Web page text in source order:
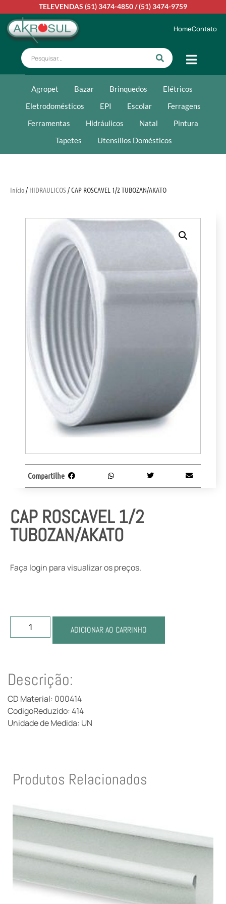
TELEVENDAS (51) 3474-4850/(51) 3474-9759
HomeContato
Agropet Bazar Brinquedos
Elétricos
Eletrodomésticos
EPI Escolar
Ferragens
Ferramentas
Hidráulicos Natal
Pintura
Tapetes
Utensílios Domésticos
Início/ HIDRAULICOS/ CAP ROSCAVEL 1/2 TUBOZAN/AKATO
CAP ROSCAVEL 1/2
TUBOZAN/AKATO
Faça login para visualizar os preços.
ADICIONAR AO CARRINHO
Compartilhe
Descrição:
CD Material: 000414
CodigoReduzido: 414
Unidade de Medida: UN
Produtos Relacionados